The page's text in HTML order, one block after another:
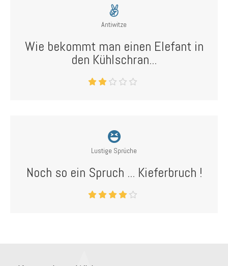
Antiwitze
Wie bekommt man einen Elefant in
den Kühlschran...
Lustige Sprüche
Noch so ein Spruch ... Kieferbruch !